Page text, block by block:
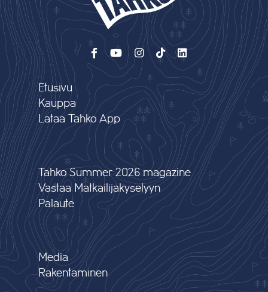
Etusivu
Kauppa
Lataa Tahko App
Tahko Summer 2026 magazine
Vastaa Matkailijakyselyyn
Palaute
Media
Rakentaminen